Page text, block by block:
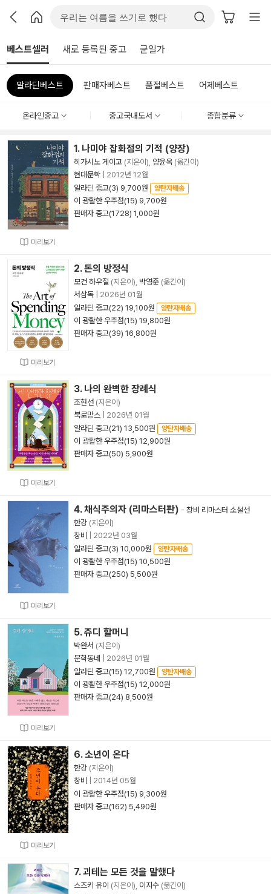
베스트셀러 새로 등록된 중고 균일가
알라딘베스트 판매자베스트 품절베스트 어제베스트
온라인중고 중고국내도서 종합분류
미리보기
1. 나미야 잡화점의 기적 (양장)
히가시노 게이고 (지은이), 양윤옥 (옮긴이)
현대문학
2012년 12월
알라딘 중고(3) 9,700원
양탄자배송
이 광활한 우주점(15) 9,700원
판매자 중고(1728) 1,000원
미리보기
2. 돈의 방정식
모건 하우절 (지은이), 박영준 (옮긴이)
서삼독
2026년 01월
알라딘 중고(22) 19,100원
양탄자배송
이 광활한 우주점(15) 19,800원
판매자 중고(39) 16,800원
미리보기
3. 나의 완벽한 장례식
조현선 (지은이)
북로망스
2026년 01월
알라딘 중고(21) 13,500원
양탄자배송
이 광활한 우주점(15) 12,900원
판매자 중고(50) 5,900원
미리보기
4. 채식주의자 (리마스터판) - 창비 리마스터 소설선
한강 (지은이)
창비
2022년 03월
알라딘 중고(3) 10,000원
양탄자배송
이 광활한 우주점(15) 10,500원
판매자 중고(250) 5,500원
미리보기
5. 쥬디 할머니
박완서 (지은이)
문학동네
2026년 01월
알라딘 중고(15) 12,700원
양탄자배송
이 광활한 우주점(15) 12,000원
판매자 중고(24) 8,500원
미리보기
6. 소년이 온다
한강 (지은이)
창비
2014년 05월
이 광활한 우주점(15) 9,300원
판매자 중고(162) 5,490원
7. 괴테는 모든 것을 말했다
스즈키 유이 (지은이), 이지수 (옮긴이)